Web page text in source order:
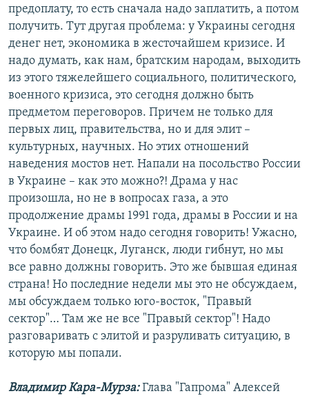
предоплату, то есть сначала надо заплатить, а потом
получить. Тут другая проблема: у Украины сегодня
денег нет, экономика в жесточайшем кризисе. И
надо думать, как нам, братским народам, выходить
из этого тяжелейшего социального, политического,
военного кризиса, это сегодня должно быть
предметом переговоров. Причем не только для
первых лиц, правительства, но и для элит –
культурных, научных. Но этих отношений
наведения мостов нет. Напали на посольство России
в Украине – как это можно?! Драма у нас
произошла, но не в вопросах газа, а это
продолжение драмы 1991 года, драмы в России и на
Украине. И об этом надо сегодня говорить! Ужасно,
что бомбят Донецк, Луганск, люди гибнут, но мы
все равно должны говорить. Это же бывшая единая
страна! Но последние недели мы это не обсуждаем,
мы обсуждаем только юго-восток, "Правый
сектор"… Там же не все "Правый сектор"! Надо
разговаривать с элитой и разруливать ситуацию, в
которую мы попали.
Владимир Кара-Мурза:Глава "Гапрома" Алексей